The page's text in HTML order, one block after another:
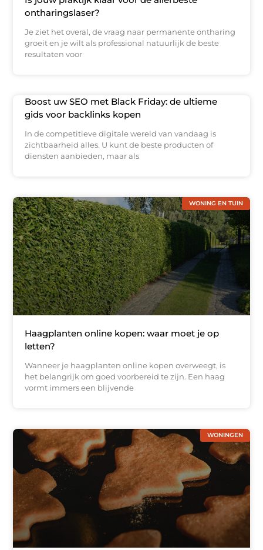
ontharingslaser?
Je ziet het overal, de vraag naar permanente ontharing
groeit en je wilt als professional natuurlijk de beste
resultaten voor
Boost uw SEO met Black Friday: de ultieme
gids voor backlinks kopen
In de competitieve digitale wereld van vandaag is
zichtbaarheid alles. U kunt de beste producten of
diensten aanbieden, maar als
WONING EN TUIN
Haagplanten online kopen: waar moet je op
letten?
Wanneer je haagplanten online kopen overweegt, is
het belangrijk om goed voorbereid te zijn. Een haag
vormt immers een blijvende
WONINGEN